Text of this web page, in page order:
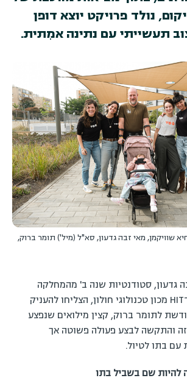
נולד פרויקט יוצא דופן
תעשייתי עם נתינה אמִתית.
שוויקמן, מאי זבה גדעון, סא"ל (מיל') תומר ברוק,
גדעון, סטודנטיות שנה ב' מהמחלקה
לעיצוב תעשייתי ב־HIT מכון טכנולוגי חולון, הצליחו להעניק
לתומר ברוק, קצין מילואים שנפצע
והתקשה לבצע פעולה פשוטה אך
בתו לטיול.
להיות שם בשביל בתו